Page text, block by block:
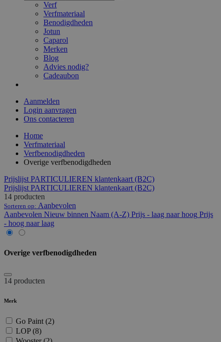
Verf
Verfmateriaal
Benodigdheden
Jotun
Caparol
Merken
Blog
Advies nodig?
Cadeaubon
Aanmelden
Login aanvragen
Ons contacteren
Home
Verfmateriaal
Verfbenodigdheden
Overige verfbenodigdheden
Prijslijst PARTICULIEREN klantenkaart (B2C)
Prijslijst PARTICULIEREN klantenkaart (B2C)
14 producten
Sorteren op: Aanbevolen
Aanbevolen Nieuw binnen Naam (A-Z) Prijs - laag naar hoog Prijs
- hoog naar laag
Overige verfbenodigdheden
14 producten
Merk
Go Paint (2)
LOP (8)